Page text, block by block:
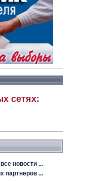
сетях:
все новости ...
партнеров ...